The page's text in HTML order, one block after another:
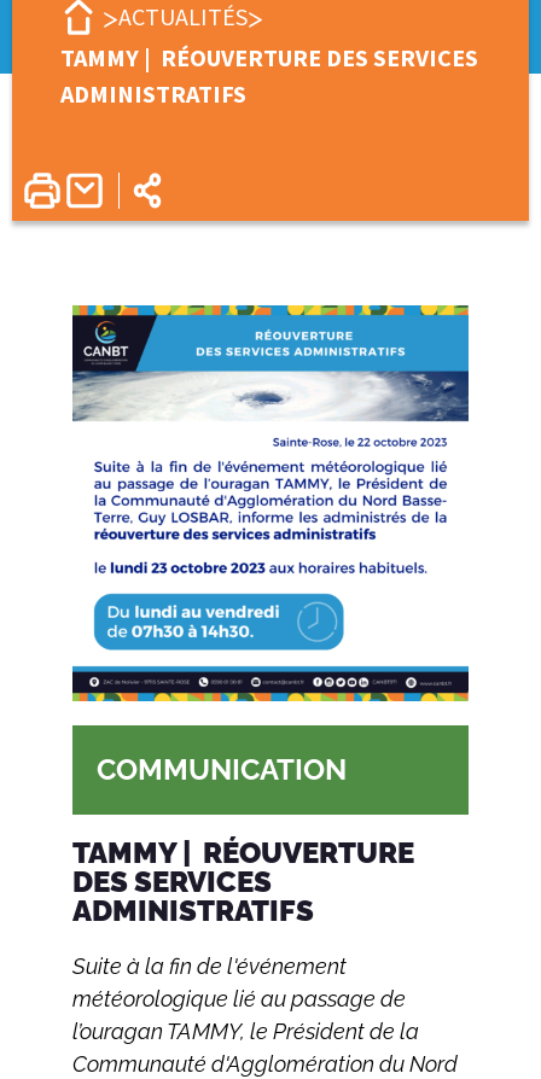
ACTUALITÉS
TAMMY | RÉOUVERTURE DES SERVICES
ADMINISTRATIFS
COMMUNICATION
TAMMY | RÉOUVERTURE
DES SERVICES
ADMINISTRATIFS
Suite à la fin de l'événement
météorologique lié au passage de
l’ouragan TAMMY, le Président de la
Communauté d'Agglomération du Nord